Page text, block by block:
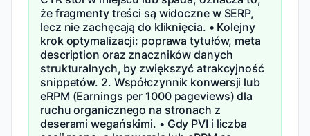
że fragmenty treści są widoczne w SERP,
lecz nie zachęcają do kliknięcia. • Kolejny
krok optymalizacji: poprawa tytułów, meta
description oraz znaczników danych
strukturalnych, by zwiększyć atrakcyjność
snippetów. 2. Współczynnik konwersji lub
eRPM (Earnings per 1000 pageviews) dla
ruchu organicznego na stronach z
deserami wegańskimi. • Gdy PVI i liczba